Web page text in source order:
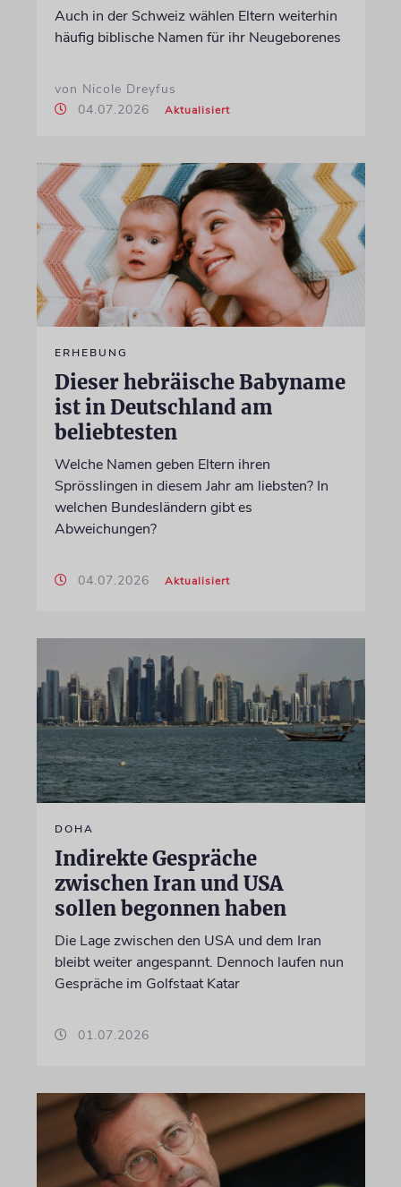
Auch in der Schweiz wählen Eltern weiterhin
häufig biblische Namen für ihr Neugeborenes
von Nicole Dreyfus
04.07.2026
Aktualisiert
ERHEBUNG
Dieser hebräische Babyname
ist in Deutschland am
beliebtesten
Welche Namen geben Eltern ihren
Sprösslingen in diesem Jahr am liebsten? In
welchen Bundesländern gibt es
Abweichungen?
04.07.2026 Aktualisiert
DOHA
Indirekte Gespräche
zwischen Iran und USA
sollen begonnen haben
Die Lage zwischen den USA und dem Iran
bleibt weiter angespannt. Dennoch laufen nun
Gespräche im Golfstaat Katar
01.07.2026